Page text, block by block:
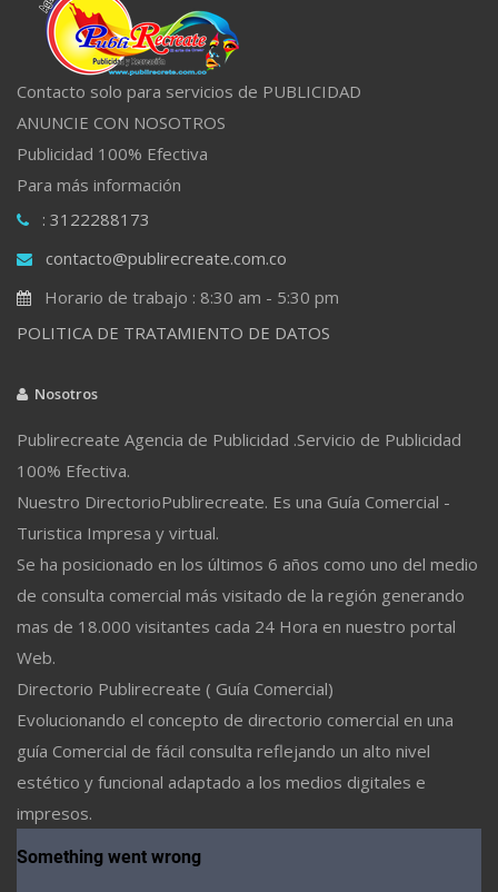
Contacto solo para servicios de PUBLICIDAD
ANUNCIE CON NOSOTROS
Publicidad 100% Efectiva
Para más información
: 3122288173
contacto@publirecreate.com.co
Horario de trabajo : 8:30 am - 5:30 pm
POLITICA DE TRATAMIENTO DE DATOS
Nosotros
Publirecreate Agencia de Publicidad .Servicio de Publicidad
100% Efectiva.
Nuestro DirectorioPublirecreate. Es una Guía Comercial -
Turistica Impresa y virtual.
Se ha posicionado en los últimos 6 años como uno del medio
de consulta comercial más visitado de la región generando
mas de 18.000 visitantes cada 24 Hora en nuestro portal
Web.
Directorio Publirecreate ( Guía Comercial)
Evolucionando el concepto de directorio comercial en una
guía Comercial de fácil consulta reflejando un alto nivel
estético y funcional adaptado a los medios digitales e
impresos.